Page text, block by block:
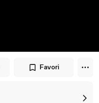
Favori